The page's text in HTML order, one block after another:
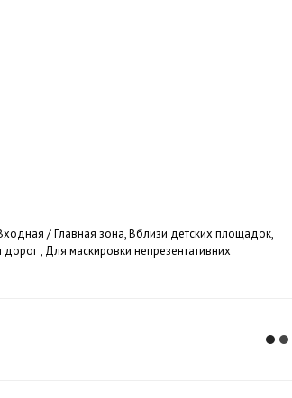
/ Главная зона, Вблизи детских площадок,
, Для маскировки непрезентативних